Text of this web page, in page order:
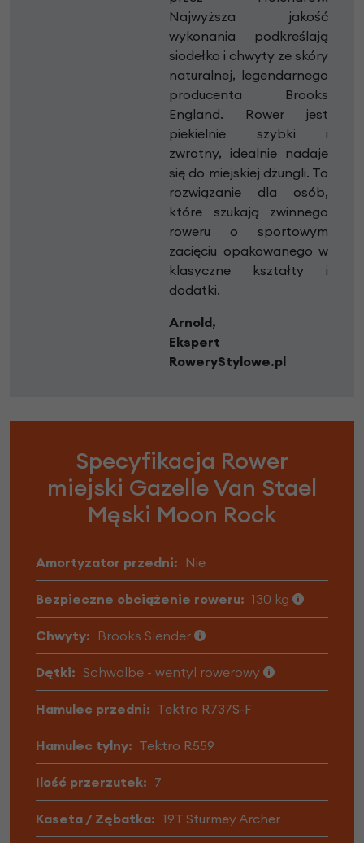
Najwyższa jakość
wykonania podkreślają
siodełko i chwyty ze skóry
naturalnej, legendarnego
producenta Brooks
England. Rower jest
piekielnie szybki i
zwrotny, idealnie nadaje
się do miejskiej dżungli. To
rozwiązanie dla osób,
które szukają zwinnego
roweru o sportowym
zacięciu opakowanego w
klasyczne kształty i
dodatki.
Arnold,
Ekspert
RoweryStylowe.pl
Specyfikacja Rower
miejski Gazelle Van Stael
Męski Moon Rock
Amortyzator przedni: Nie
Bezpieczne obciążenie roweru: 130 kg
Chwyty: Brooks Slender
Dętki: Schwalbe - wentyl rowerowy
Hamulec przedni: Tektro R737S-F
Hamulec tylny: Tektro R559
Ilość przerzutek: 7
Kaseta / Zębatka: 19T Sturmey Archer